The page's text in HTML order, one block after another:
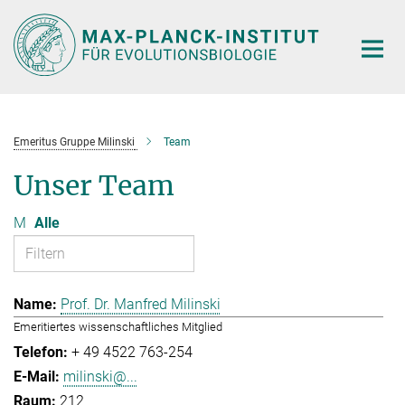
Hauptinhalt
Emeritus Gruppe Milinski Team
Unser Team
M Alle
Prof. Dr. Manfred Milinski
Emeritiertes wissenschaftliches Mitglied
+ 49 4522 763-254
milinski@...
212